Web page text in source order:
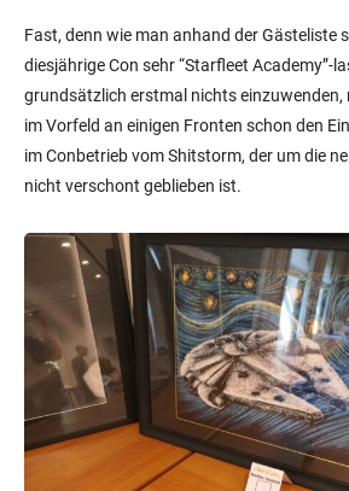
Fast, denn wie man anhand der Gästeliste
diesjährige Con sehr “Starfleet Academy”-
grundsätzlich erstmal nichts
im Vorfeld an einigen Fronten schon den
im Conbetrieb vom Shitstorm, der um die
nicht verschont geblieben ist.